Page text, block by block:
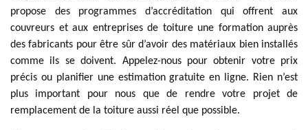
propose des programmes d’accréditation qui offrent aux
couvreurs et aux entreprises de toiture une formation auprès
des fabricants pour être sûr d’avoir des matériaux bien installés
comme ils se doivent. Appelez-nous pour obtenir votre prix
précis ou planifier une estimation gratuite en ligne. Rien n’est
plus important pour nous que de rendre votre projet de
remplacement de la toiture aussi réel que possible.